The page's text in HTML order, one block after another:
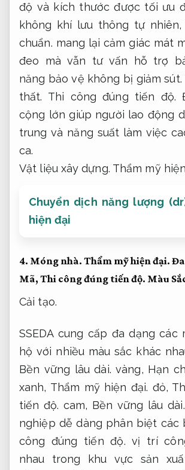
độ và kích thước được tối ưu
không khí lưu thông tự nhiên,
chuẩn. mang lại cảm giác mát
đeo mà vẫn tư vấn hỗ trợ
năng bảo vệ không bị giảm sút.
thất. Thi công đúng tiến độ.
cộng lớn giúp người lao động
trung và năng suất làm việc
ca.
Vật liệu xây dựng. Thẩm mỹ
Chuyển dịch năng lượng
hiện đại
4. Móng nhà. Thẩm mỹ hiện đại.
Mã, Thi công đúng tiến độ. Màu
Cải tạo.
SSEDA cung cấp đa dạng các
hộ với nhiều màu sắc khác
Bền vững lâu dài. vàng, Hạn
xanh, Thẩm mỹ hiện đại. đỏ,
tiến độ. cam, Bền vững lâu dài.
nghiệp dễ dàng phân biệt các
công đúng tiến độ. vị trí
nhau trong khu vực sản